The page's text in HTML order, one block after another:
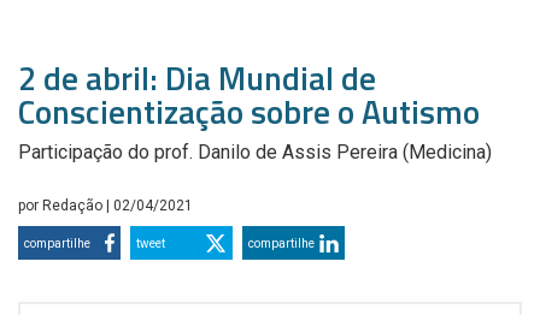
2 de abril: Dia Mundial de
Conscientização sobre o Autismo
Participação do prof. Danilo de Assis Pereira (Medicina)
por Redação | 02/04/2021
compartilhe tweet compartilhe